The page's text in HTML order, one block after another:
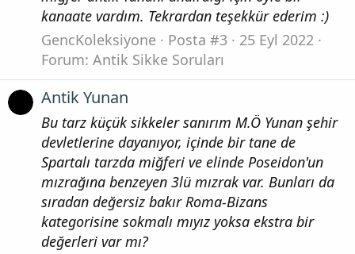
kanaate vardım. Tekrardan teşekkür ederim :)
GencKoleksiyone
Posta #3
25 Eyl 2022
Forum: Antik Sikke Soruları
Antik Yunan
Bu tarz küçük sikkeler sanırım M.Ö Yunan şehir
devletlerine dayanıyor, içinde bir tane de
Spartalı tarzda miğferi ve elinde Poseidon'un
mızrağına benzeyen 3lü mızrak var. Bunları da
sıradan değersiz bakır Roma-Bizans
kategorisine sokmalı mıyız yoksa ekstra bir
değerleri var mı?